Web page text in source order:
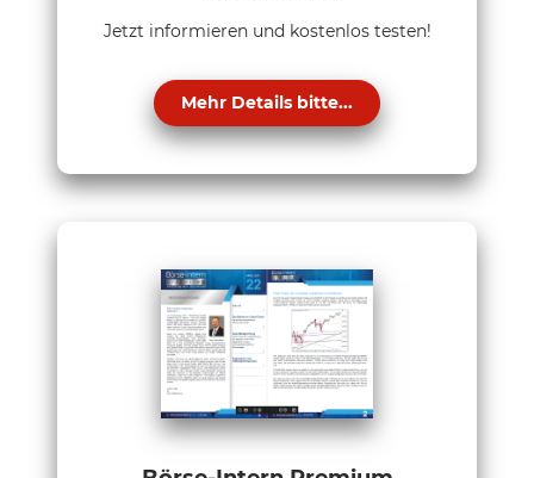
Jetzt informieren und kostenlos testen!
Mehr Details bitte...